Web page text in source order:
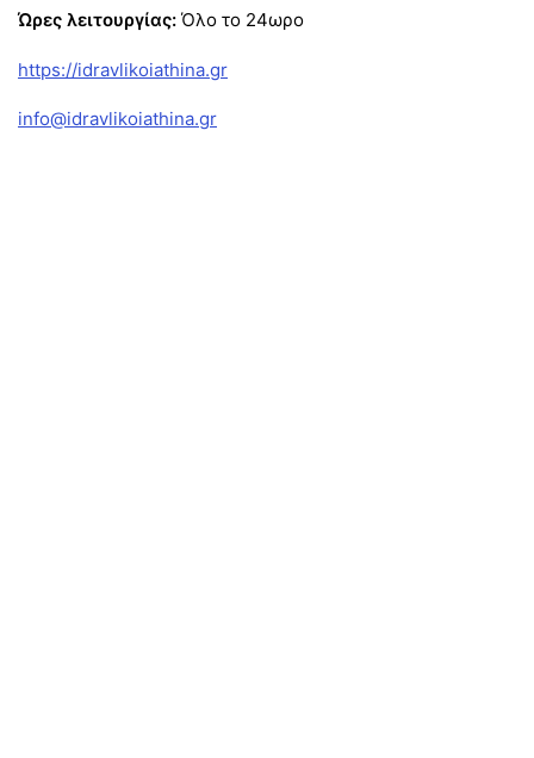
Ώρες λειτουργίας: Όλο το 24ωρο
https://idravlikoiathina.gr
info@idravlikoiathina.gr